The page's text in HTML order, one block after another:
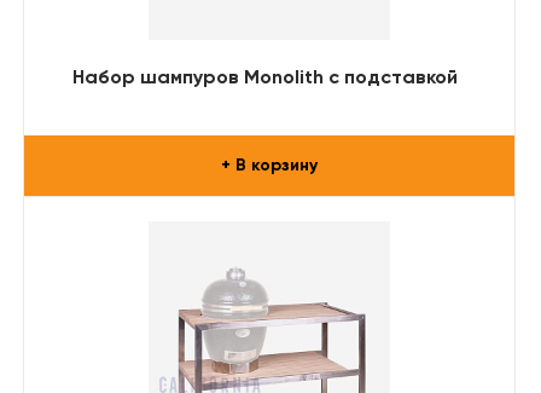
Набор шампуров Monolith с подставкой
+ В корзину